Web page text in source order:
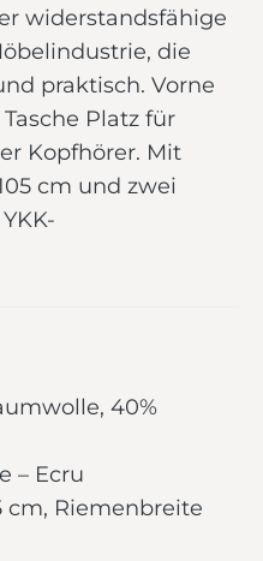
widerstandsfähige
die
praktisch. Vorne
Platz für
Kopfhörer. Mit
cm und zwei
40%
– Ecru
cm, Riemenbreite